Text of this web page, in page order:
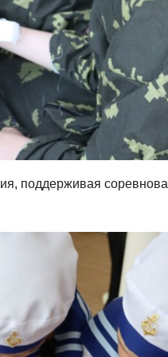
поддерживая